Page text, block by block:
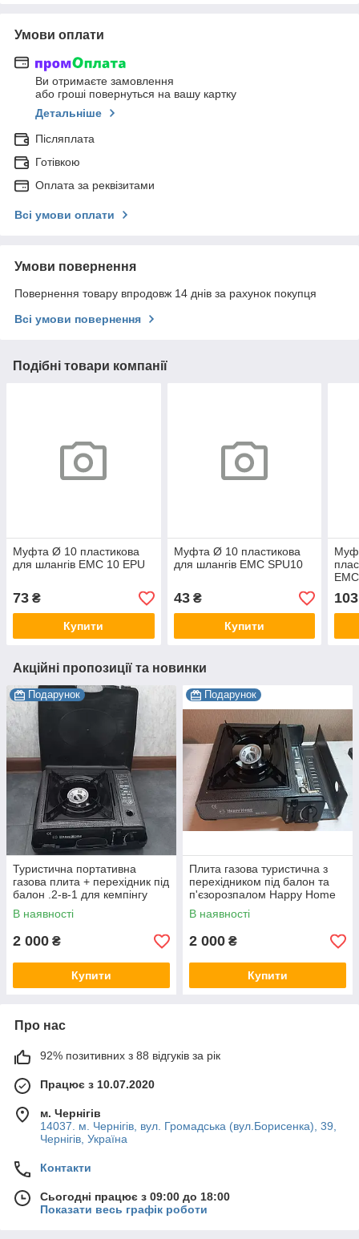
Умови оплати
Ви отримаєте замовлення
або гроші повернуться на вашу картку
Детальніше
Післяплата
Готівкою
Оплата за реквізитами
Всі умови оплати
Умови повернення
Повернення товару впродовж 14 днів за рахунок покупця
Всі умови повернення
Подібні товари компанії
Муфта Ø 10 пластикова
для шлангів EMC 10 EPU
73 ₴
Купити
Муфта Ø 10 пластикова
для шлангів EMC SPU10
43₴
Купити
103
Акційні пропозиції та новинки
Подарунок
Туристична портативна
газова плита + перехідник під
балон .2-в-1 для кемпінгу
В наявності
2 000 ₴
Купити
Подарунок
Плита газова туристична з
перехідником під балон та
п'єзорозпалом Happy Home
BDZ-155A
В наявності
2 000 ₴
Купити
Про нас
92% позитивних з 88 відгуків за рік
Працює з 10.07.2020
м. Чернігів
14037. м. Чернігів, вул. Громадська (вул.Борисенка), 39,
Чернігів, Україна
Контакти
Сьогодні працює з 09:00 до 18:00
Показати весь графік роботи